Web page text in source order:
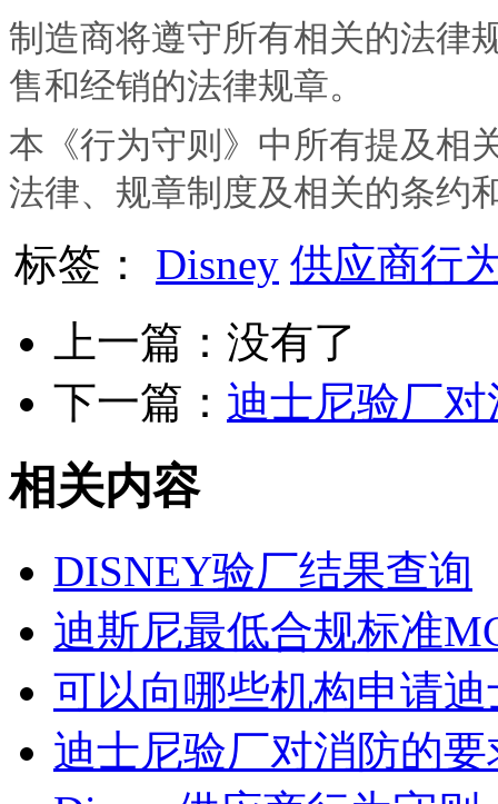
制造商将遵守所有相关的法律
售和经销的法律规章。
本《行为守则》中所有提及相
法律、规章制度及相关的条约
标签： Disney 供应商行
上一篇：没有了
下一篇： 迪士尼验厂
相关内容
DISNEY验厂结果查询
迪斯尼最低合规标准
可以向哪些机构申请
迪士尼验厂对消防的要